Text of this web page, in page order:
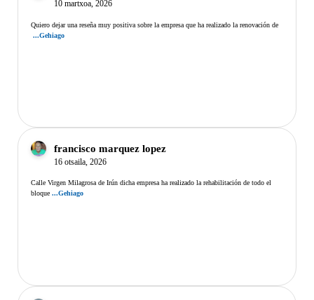
10 martxoa, 2026
Quiero dejar una reseña muy positiva sobre la empresa que ha realizado la renovación de
...Gehiago
francisco marquez lopez
16 otsaila, 2026
Calle Virgen Milagrosa de Irún dicha empresa ha realizado la rehabilitación de todo el
bloque...Gehiago